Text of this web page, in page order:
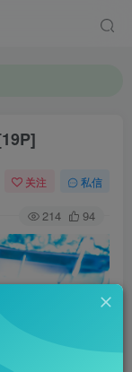
新站点。
关注 私信
214 94